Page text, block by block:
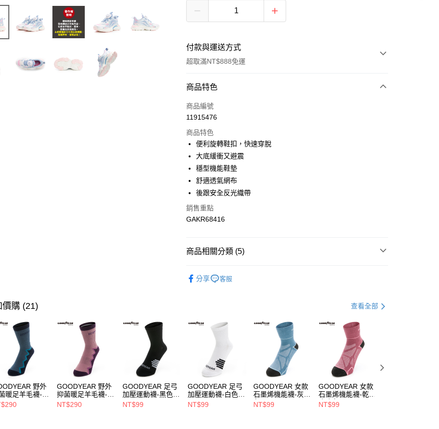
付款與運送方式
超取滿NT$888免運
付款方式
信用卡一次付款
Apple Pay
街口支付
Google Pay
全盈+PAY
ATM付款
每筆NT$90，滿NT$888(含以上)免運費
宅配-運費
每筆NT$90，滿NT$1,500(含以上)免運費
商品特色
商品編號
11915476
商品特色
便利旋轉鞋扣，快速穿脫
大底緩衝又避震
穩型機能鞋墊
舒適透氣網布
後跟安全反光織帶
銷售重點
GAKR68416
商品相關分類 (5)
🧔爸氣出擊❚全面8折起
分享 客服
價購 (21) 查看全部
野外
暖足羊毛襪-藍
GOODYEAR 野外
抑菌暖足羊毛襪-紫
/ GACS43037
NT$290
GOODYEAR 足弓
加壓運動襪-黑色 /
GACS43010
NT$99
GOODYEAR 足弓
加壓運動襪-白色 /
GACS43019
NT$99
GOODYEAR 女款
石墨烯機能襪-灰藍
色 / GACS33018
NT$99
GOODYEAR 女款
石墨烯機能襪-乾燥
玫瑰色 /
GACS33012
NT$99